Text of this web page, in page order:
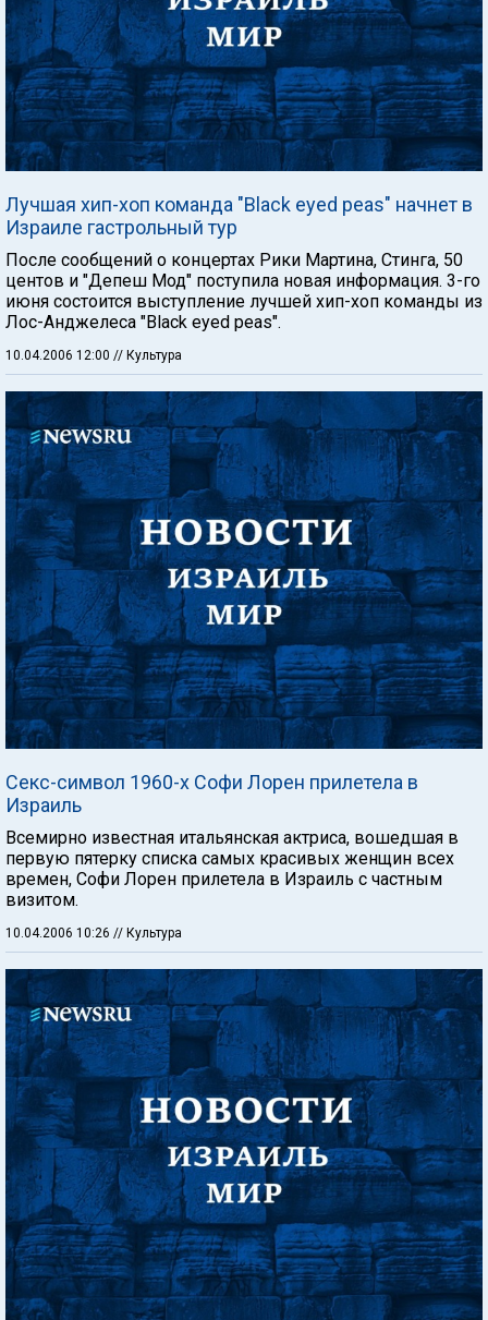
Лучшая хип-хоп команда "Black eyed peas" начнет в
Израиле гастрольный тур
После сообщений о концертах Рики Мартина, Стинга, 50
центов и "Депеш Мод" поступила новая информация. 3-го
июня состоится выступление лучшей хип-хоп команды из
Лос-Анджелеса "Black eyed peas".
10.04.2006 12:00 // Культура
Секс-символ 1960-х Софи Лорен прилетела в
Израиль
Всемирно известная итальянская актриса, вошедшая в
первую пятерку списка самых красивых женщин всех
времен, Софи Лорен прилетела в Израиль с частным
визитом.
10.04.2006 10:26 // Культура